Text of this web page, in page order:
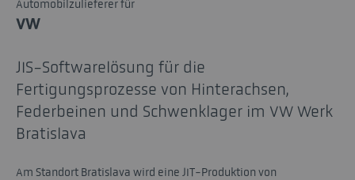
Automobilzulieferer für
VW
JIS-Softwarelösung für die
Fertigungsprozesse von Hinterachsen,
Federbeinen und Schwenklager im VW Werk
Bratislava
Am Standort Bratislava wird eine JIT-Produktion von